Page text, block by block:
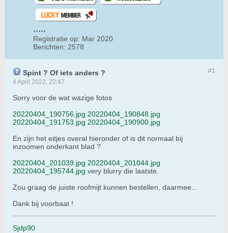
Registratie op: Mar 2020
Berichten: 2578
#1
Spint ? Of iets anders ?
4 April 2022, 22:47
Sorry voor de wat wazige fotos
20220404_190756.jpg 20220404_190848.jpg
20220404_191753.jpg 20220404_190900.jpg
En zijn het eitjes overal hieronder of is dit normaal bij
inzoomen onderkant blad ?
20220404_201039.jpg 20220404_201044.jpg
20220404_195744.jpg very blurry die laatste.
Zou graag de juiste roofmijt kunnen bestellen, daarmee...
Dank bij voorbaat !
Sjdp90